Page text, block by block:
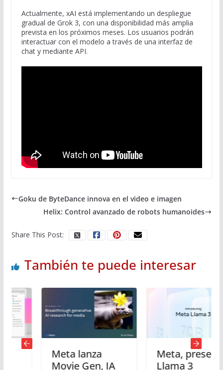
Actualmente, xAI está implementando un despliegue
gradual de Grok 3, con una disponibilidad más amplia
prevista en los próximos meses. Los usuarios podrán
interactuar con el modelo a través de una interfaz de
chat y mediante API.
Goku de ByteDance innova en el video e imagen
Helix: Control avanzado de robots humanoides
Share This Post:
También te puede interesar
Meta lanza
Movie Gen, IA
Meta, presenta
Llama 3